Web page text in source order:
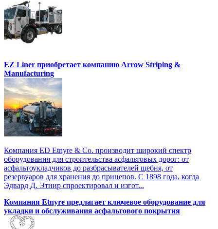
EZ Liner приобретает компанию Arrow Striping &
Manufacturing
Компания ED Etnyre & Co. производит широкий спектр
оборудования для строительства асфальтовых дорог: от
асфальтоукладчиков до разбрасывателей щебня, от
резервуаров для хранения до прицепов. С 1898 года, когда
Эдвард Д. Этнир спроектировал и изгот...
Компания Etnyre предлагает ключевое оборудование для
укладки и обслуживания асфальтового покрытия